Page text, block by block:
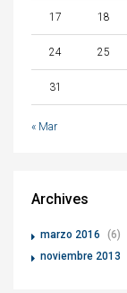
17 18
24 25
31
« Mar
Archives
marzo 2016
(6)
noviembre 2013